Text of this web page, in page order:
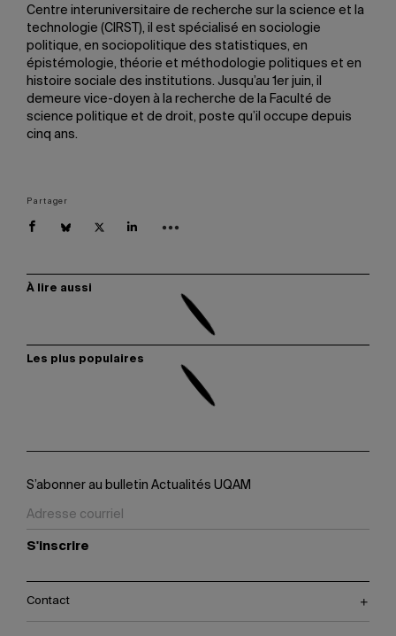
Centre interuniversitaire de recherche sur la science et la
technologie (CIRST), il est spécialisé en sociologie
politique, en sociopolitique des statistiques, en
épistémologie, théorie et méthodologie politiques et en
histoire sociale des institutions. Jusqu’au 1er juin, il
demeure vice-doyen à la recherche de la Faculté de
science politique et de droit, poste qu’il occupe depuis
cinq ans.
Partager
À lire aussi
Les plus populaires
S’abonner au bulletin Actualités UQAM
S'inscrire
Contact